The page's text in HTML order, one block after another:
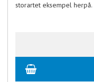
storartet eksempel herpå.